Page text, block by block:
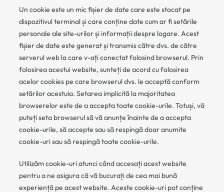
Un cookie este un mic fișier de date care este stocat pe
dispozitivul terminal și care conține date cum ar fi setările
personale ale site-urilor și informații despre logare. Acest
fișier de date este generat și transmis către dvs. de către
serverul web la care v-ați conectat folosind browserul. Prin
folosirea acestui website, sunteți de acord cu folosirea
acelor cookies pe care browserul dvs. le acceptă conform
setărilor acestuia. Setarea implicită la majoritatea
browserelor este de a accepta toate cookie-urile. Totuși, vă
puteți seta browserul să vă anunțe înainte de a accepta
cookie-urile, să accepte sau să respingă doar anumite
cookie-uri sau să respingă toate cookie-urile.
Utilizăm cookie-uri atunci când accesați acest website
pentru a ne asigura că vă bucurați de cea mai bună
experiență pe acest website. Aceste cookie-uri pot conține